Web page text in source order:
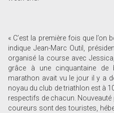
« C’est la première fois que l’on
indique Jean-Marc Outil,
organisé la course avec
grâce à une cinquantaine de
marathon avait vu le jour il y a
noyau du club de triathlon est à
respectifs de chacun.
coureurs sont des touristes,